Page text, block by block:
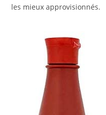
les mieux approvisionnés.